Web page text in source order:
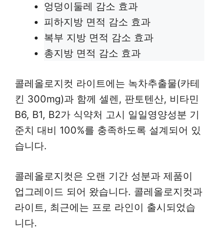
엉덩이둘레 감소 효과
피하지방 면적 감소 효과
복부 지방 면적 감소 효과
총지방 면적 감소 효과
콜레올로지컷 라이트에는 녹차추출물(카테
킨 300mg)과 함께 셀렌, 판토텐산, 비타민
B6, B1, B2가 식약처 고시 일일영양성분 기
준치 대비 100%를 충족하도록 설계되어 있
습니다.
콜레올로지컷은 오랜 기간 성분과 제품이
업그레이드 되어 왔습니다. 콜레올로지컷과
라이트, 최근에는 프로 라인이 출시되었습
니다.